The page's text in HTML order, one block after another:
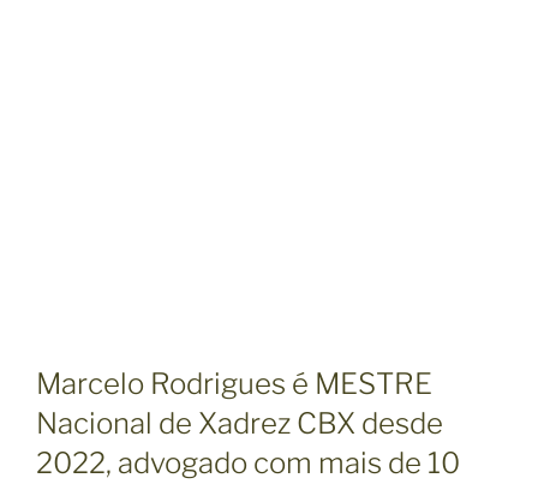
Marcelo Rodrigues é MESTRE
Nacional de Xadrez CBX desde
2022, advogado com mais de 10